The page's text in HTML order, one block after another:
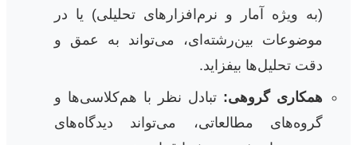
(به ویژه آمار و نرم‌افزارهای تحلیلی) یا در
موضوعات بین‌رشته‌ای، می‌تواند به عمق و
دقت تحلیل‌ها بیفزاید.
همکاری گروهی: تبادل نظر با هم‌کلاسی‌ها و
گروه‌های مطالعاتی، می‌تواند دیدگاه‌های